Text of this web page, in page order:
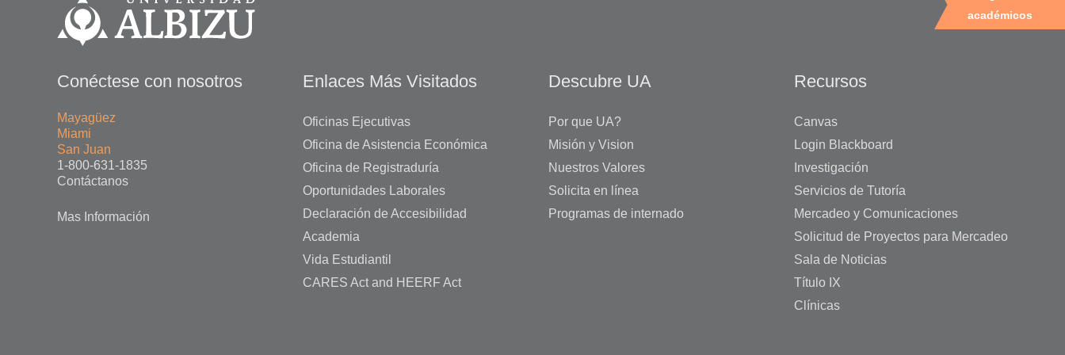
académicos
Conéctese con nosotros
Mayagüez
Miami
San Juan
1-800-631-1835
Contáctanos
Mas Información
Enlaces Más Visitados
Oficinas Ejecutivas
Oficina de Asistencia Económica
Oficina de Registraduría
Oportunidades Laborales
Declaración de Accesibilidad
Academia
Vida Estudiantil
CARES Act and HEERF Act
Descubre UA
Por que UA?
Misión y Vision
Nuestros Valores
Solicita en línea
Programas de internado
Recursos
Canvas
Login Blackboard
Investigación
Servicios de Tutoría
Mercadeo y Comunicaciones
Solicitud de Proyectos para Mercadeo
Sala de Noticias
Título IX
Clínicas